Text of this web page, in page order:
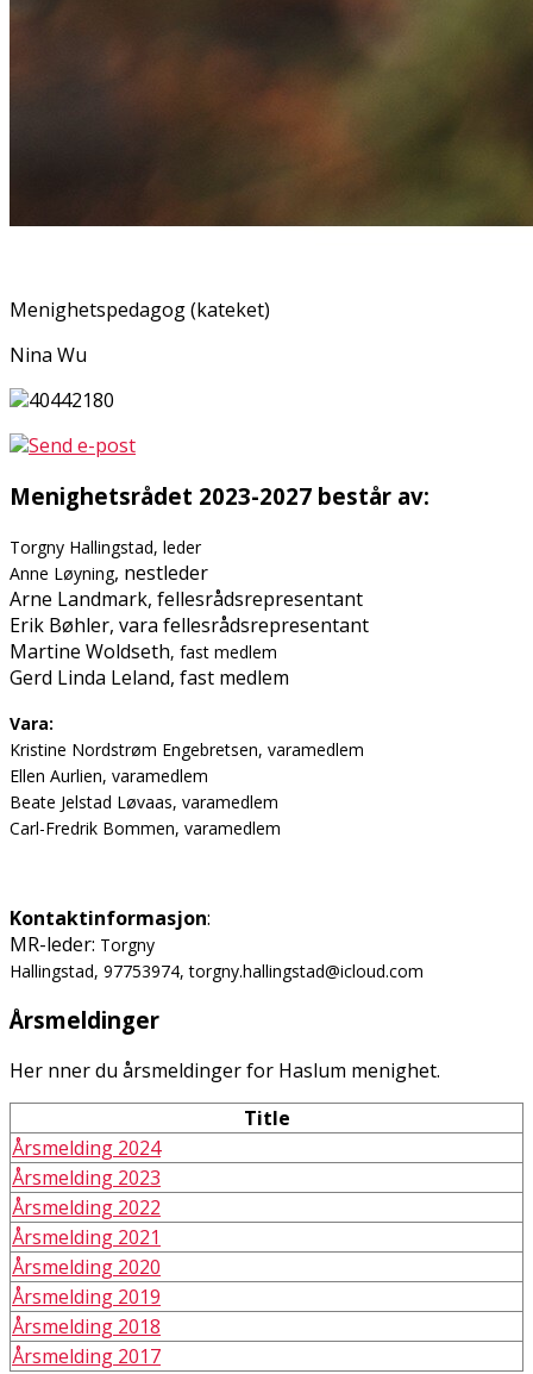
Menighetspedagog (kateket)
Nina Wu
40442180
Send e-post
Menighetsrådet 2023-2027 består av:
Torgny Hallingstad, leder
Anne Løyning, nestleder
Arne Landmark, fellesrådsrepresentant
Erik Bøhler, vara fellesrådsrepresentant
Martine Woldseth, fast medlem
Gerd Linda Leland, fast medlem
Vara:
Kristine Nordstrøm Engebretsen, varamedlem
Ellen Aurlien, varamedlem
Beate Jelstad Løvaas, varamedlem
Carl-Fredrik Bommen, varamedlem
Kontaktinformasjon:
MR-leder: Torgny
Hallingstad, 97753974, torgny.hallingstad@icloud.com
Årsmeldinger
Her finner du årsmeldinger for Haslum menighet.
Title
Årsmelding 2024
Årsmelding 2023
Årsmelding 2022
Årsmelding 2021
Årsmelding 2020
Årsmelding 2019
Årsmelding 2018
Årsmelding 2017